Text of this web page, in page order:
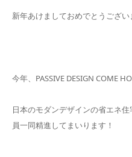
新年あけましておめでとうござい
今年、PASSIVE DESIGN COME
日本のモダンデザインの省エネ
員一同精進してまいります！